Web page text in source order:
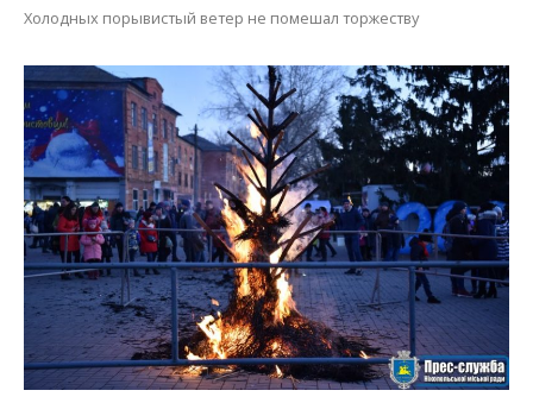
Холодных порывистый ветер не помешал торжеству